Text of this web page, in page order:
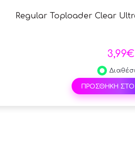
Regular Toploader Clear
3,99€
ΠΡΟΣΘΗΚΗ ΣΤΟ